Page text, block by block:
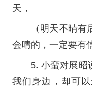
天，
（明天不晴
会晴的，一定要有
5. 小蛮对展昭
我们身边，却可